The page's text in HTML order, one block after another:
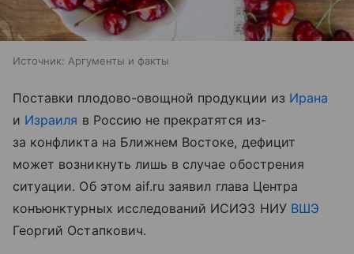
Источник: Аргументы и факты
Поставки плодово-овощной продукции из Ирана
и Израиля в Россию не прекратятся из-
за конфликта на Ближнем Востоке, дефицит
может возникнуть лишь в случае обострения
ситуации. Об этом aif.ru заявил глава Центра
конъюнктурных исследований ИСИЭЗ НИУ ВШЭ
Георгий Остапкович.